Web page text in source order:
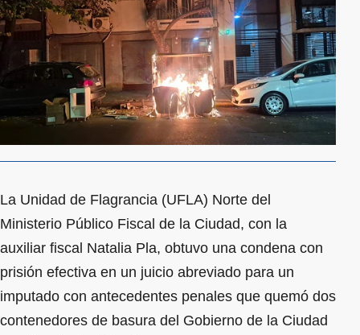
La Unidad de Flagrancia (UFLA) Norte del
Ministerio Público Fiscal de la Ciudad, con la
auxiliar fiscal Natalia Pla, obtuvo una condena con
prisión efectiva en un juicio abreviado para un
imputado con antecedentes penales que quemó dos
contenedores de basura del Gobierno de la Ciudad